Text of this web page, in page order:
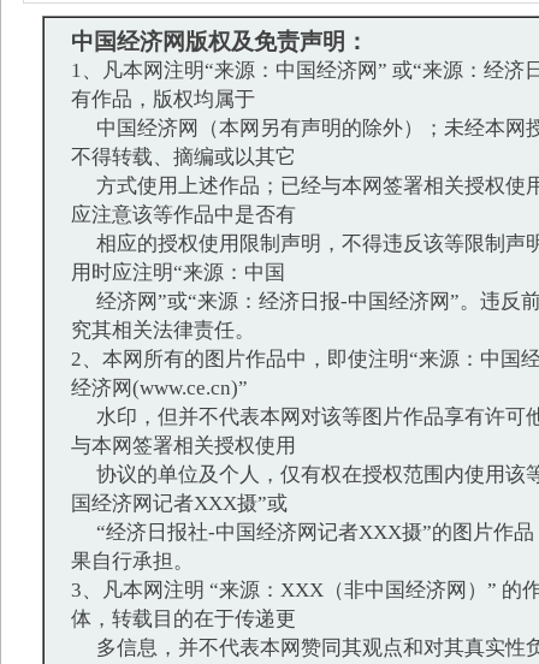
中国经济网版权及免责声明：
1、凡本网注明“来源：中国经济网” 或“来源：经济
有作品，版权均属于
中国经济网（本网另有声明的除外）；未经本网
不得转载、摘编或以其它
方式使用上述作品；已经与本网签署相关授权使
应注意该等作品中是否有
相应的授权使用限制声明，不得违反该等限制声
用时应注明“来源：中国
经济网”或“来源：经济日报-中国经济网”。违反
究其相关法律责任。
2、本网所有的图片作品中，即使注明“来源：中国
经济网(www.ce.cn)”
水印，但并不代表本网对该等图片作品享有许可
与本网签署相关授权使用
协议的单位及个人，仅有权在授权范围内使用该
国经济网记者XXX摄”或
“经济日报社-中国经济网记者XXX摄”的图片作品
果自行承担。
3、凡本网注明 “来源：XXX（非中国经济网）” 的
体，转载目的在于传递更
多信息，并不代表本网赞同其观点和对其真实性